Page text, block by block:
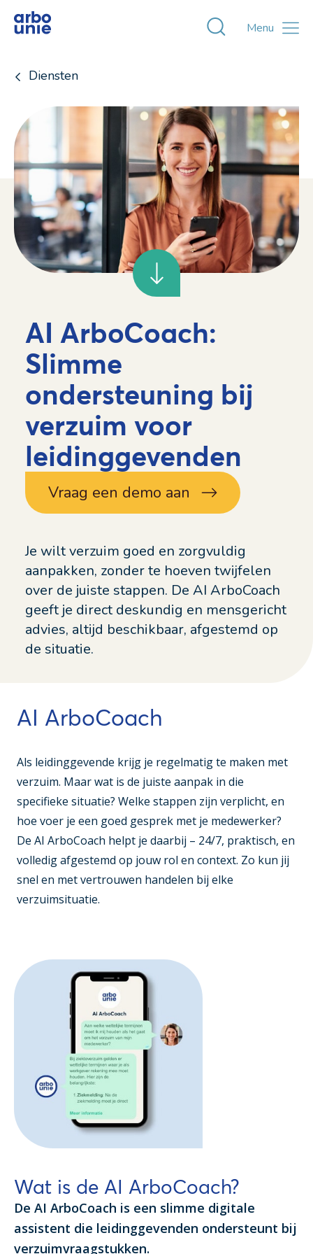
Toggle
Menu
Diensten
AI ArboCoach:
Slimme
ondersteuning bij
verzuim voor
leidinggevenden
Vraag een demo aan
Je wilt verzuim goed en zorgvuldig
aanpakken, zonder te hoeven twijfelen
over de juiste stappen. De AI ArboCoach
geeft je direct deskundig en mensgericht
advies, altijd beschikbaar, afgestemd op
de situatie.
AI ArboCoach
Als leidinggevende krijg je regelmatig te maken met
verzuim. Maar wat is de juiste aanpak in die
specifieke situatie? Welke stappen zijn verplicht, en
hoe voer je een goed gesprek met je medewerker?
De AI ArboCoach helpt je daarbij – 24/7, praktisch, en
volledig afgestemd op jouw rol en context. Zo kun jij
snel en met vertrouwen handelen bij elke
verzuimsituatie.
Wat is de AI ArboCoach?
De AI ArboCoach is een slimme digitale
assistent die leidinggevenden ondersteunt bij
verzuimvraagstukken.